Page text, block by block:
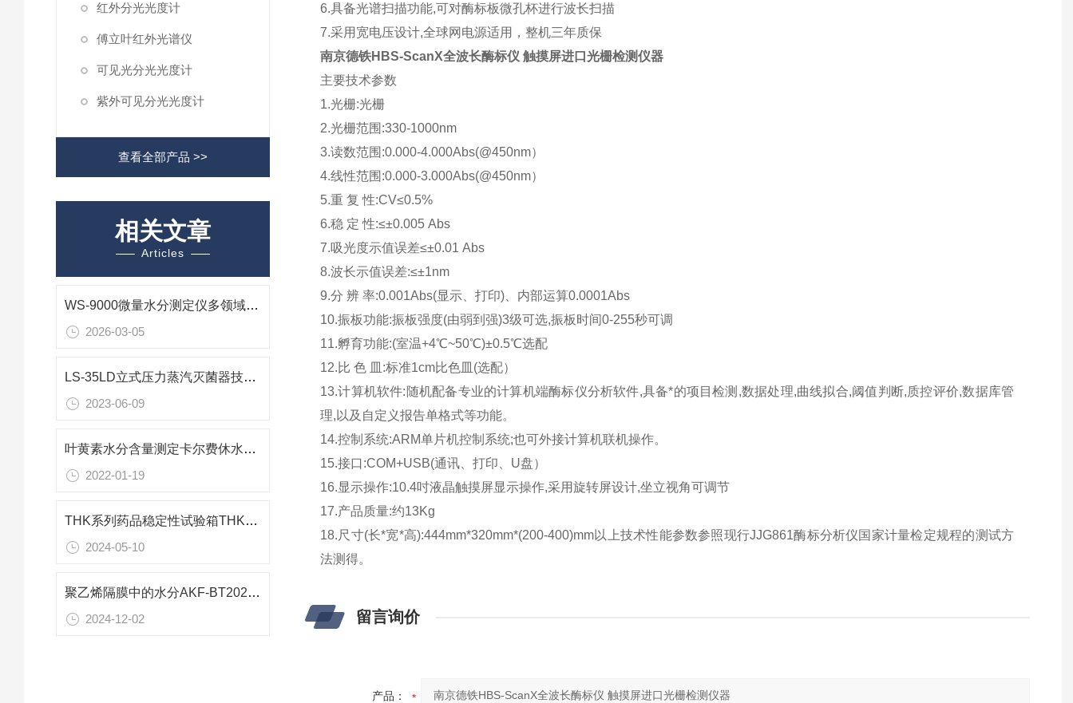
红外分光光度计
傅立叶红外光谱仪
可见光分光光度计
紫外可见分光光度计
查看全部产品 >>
相关文章
Articles
WS-9000微量水分测定仪多领域微量水分检测的智能解决方案
2026-03-05
LS-35LD立式压力蒸汽灭菌器技术参数
2023-06-09
叶黄素水分含量测定卡尔费休水分测定仪技术参数
2022-01-19
THK系列药品稳定性试验箱THK-500/THK-800/THK-1000
2024-05-10
聚乙烯隔膜中的水分AKF-BT2020C水分仪测试
2024-12-02
6.具备光谱扫描功能,可对酶标板微孔杯进行波长扫描
7.采用宽电压设计,全球网电源适用，整机三年质保
南京德铁HBS-ScanX全波长酶标仪 触摸屏进口光栅检测仪器
主要技术参数
1.光栅:光栅
2.光栅范围:330-1000nm
3.读数范围:0.000-4.000Abs(@450nm）
4.线性范围:0.000-3.000Abs(@450nm）
5.重 复 性:CV≤0.5%
6.稳 定 性:≤±0.005 Abs
7.吸光度示值误差≤±0.01 Abs
8.波长示值误差:≤±1nm
9.分 辨 率:0.001Abs(显示、打印)、内部运算0.0001Abs
10.振板功能:振板强度(由弱到强)3级可选,振板时间0-255秒可调
11.孵育功能:(室温+4℃~50℃)±0.5℃选配
12.比 色 皿:标准1cm比色皿(选配）
13.计算机软件:随机配备专业的计算机端酶标仪分析软件,具备*的项目检测,数据处理,曲线拟合,阈值判断,质控评价,数据库管
理,以及自定义报告单格式等功能。
14.控制系统:ARM单片机控制系统;也可外接计算机联机操作。
15.接口:COM+USB(通讯、打印、U盘）
16.显示操作:10.4吋液晶触摸屏显示操作,采用旋转屏设计,坐立视角可调节
17.产品质量:约13Kg
18.尺寸(长*宽*高):444mm*320mm*(200-400)mm以上技术性能参数参照现行JJG861酶标分析仪国家计量检定规程的测试方
法测得。
留言询价
产品：